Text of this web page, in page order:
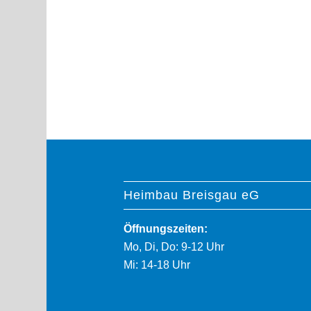
Heimbau Breisgau eG
Öffnungszeiten:
Mo, Di, Do: 9-12 Uhr
Mi: 14-18 Uhr